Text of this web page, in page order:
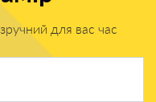
для вас час